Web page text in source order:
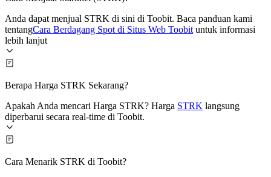
Anda dapat menjual STRK di sini di Toobit. Baca panduan kami
tentangCara Berdagang Spot di Situs Web Toobit untuk informasi
lebih lanjut
Berapa Harga STRK Sekarang?
Apakah Anda mencari Harga STRK? Harga STRK langsung
diperbarui secara real-time di Toobit.
Cara Menarik STRK di Toobit?